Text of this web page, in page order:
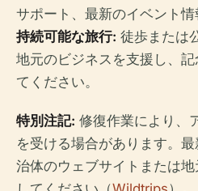
サポート、最新のイベント情
持続可能な旅行: 徒歩または
地元のビジネスを支援し、
てください。
特別注記: 修復作業により、
を受ける場合があります。
治体のウェブサイトまたは